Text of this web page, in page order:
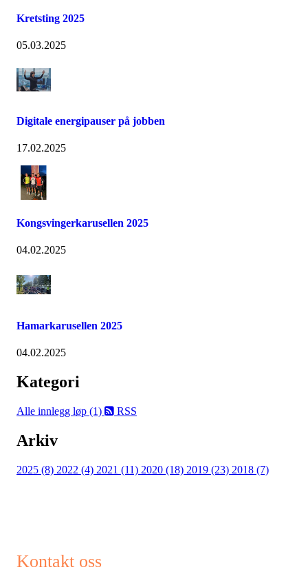
Kretsting 2025
05.03.2025
Digitale energipauser på jobben
17.02.2025
Kongsvingerkarusellen 2025
04.02.2025
Hamarkarusellen 2025
04.02.2025
Kategori
Alle innlegg løp (1) RSS
Arkiv
2025 (8) 2022 (4) 2021 (11) 2020 (18) 2019 (23) 2018 (7)
Kontakt oss